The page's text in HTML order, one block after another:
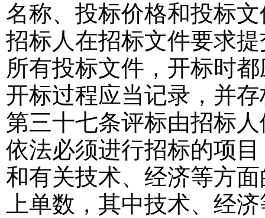
名称、投标价格和投标
招标人在招标文件要求
所有投标文件，开标时
开标过程应当记录，并
第三十七条评标由招标
依法必须进行招标的项
和有关技术、经济等方
上单数，其中技术、经